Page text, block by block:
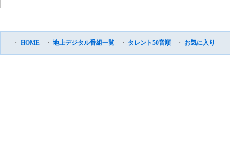
・ HOME ・ 地上デジタル番組一覧 ・ タレント50音順 ・ お気に入り